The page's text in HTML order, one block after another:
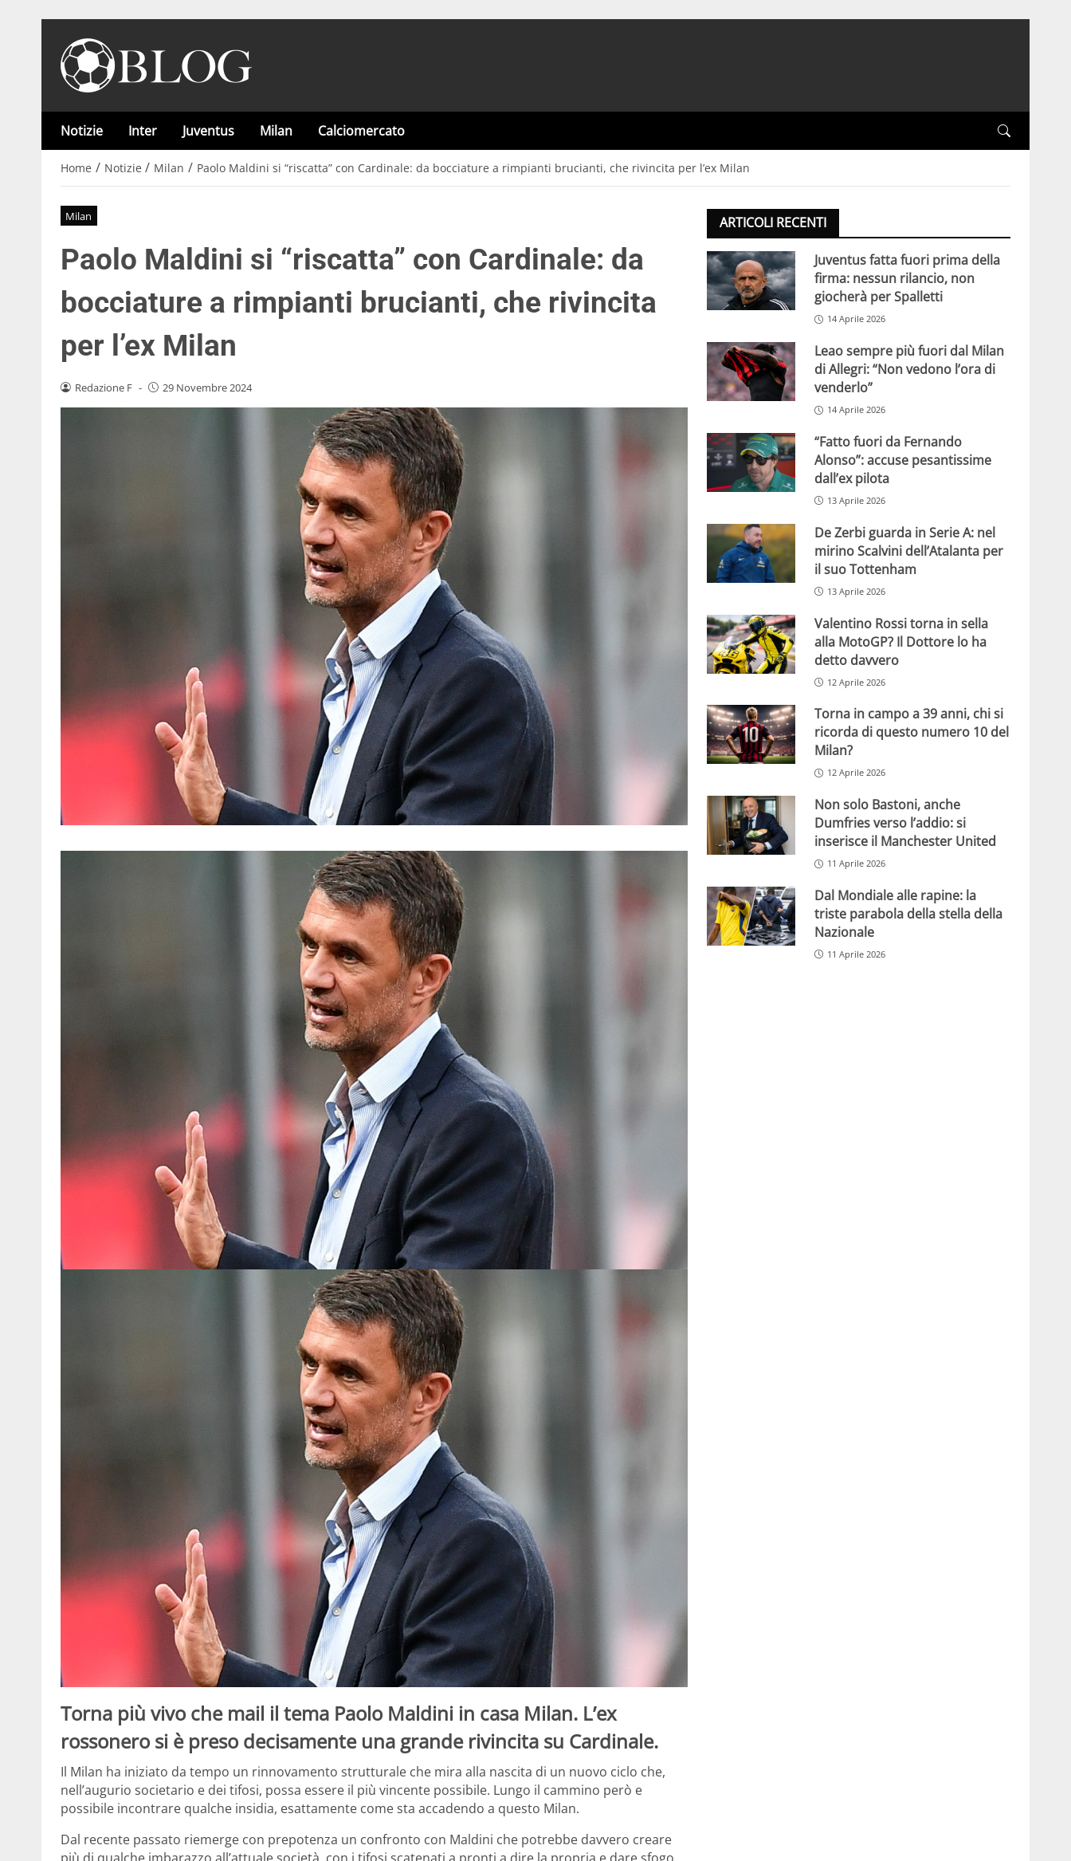
Notizie Inter Juventus Milan Calciomercato
Home / Notizie / Milan / Paolo Maldini si “riscatta” con Cardinale: da bocciature a rimpianti brucianti, che rivincita per l’ex Milan
Milan
Paolo Maldini si “riscatta” con Cardinale: da
bocciature a rimpianti brucianti, che rivincita
per l’ex Milan
Redazione F - 29 Novembre 2024
Torna più vivo che mail il tema Paolo Maldini in casa Milan. L’ex
rossonero si è preso decisamente una grande rivincita su Cardinale.
Il Milan ha iniziato da tempo un rinnovamento strutturale che mira alla nascita di un nuovo ciclo che,
nell’augurio societario e dei tifosi, possa essere il più vincente possibile. Lungo il cammino però e
possibile incontrare qualche insidia, esattamente come sta accadendo a questo Milan.
Dal recente passato riemerge con prepotenza un confronto con Maldini che potrebbe davvero creare
ARTICOLI RECENTI
Juventus fatta fuori prima della
firma: nessun rilancio, non
giocherà per Spalletti
14 Aprile 2026
Leao sempre più fuori dal Milan
di Allegri: “Non vedono l’ora di
venderlo”
14 Aprile 2026
“Fatto fuori da Fernando
Alonso”: accuse pesantissime
dall’ex pilota
13 Aprile 2026
De Zerbi guarda in Serie A: nel
mirino Scalvini dell’Atalanta per
il suo Tottenham
13 Aprile 2026
Valentino Rossi torna in sella
alla MotoGP? Il Dottore lo ha
detto davvero
12 Aprile 2026
Torna in campo a 39 anni, chi si
ricorda di questo numero 10 del
Milan?
12 Aprile 2026
Non solo Bastoni, anche
Dumfries verso l’addio: si
inserisce il Manchester United
11 Aprile 2026
Dal Mondiale alle rapine: la
triste parabola della stella della
Nazionale
11 Aprile 2026